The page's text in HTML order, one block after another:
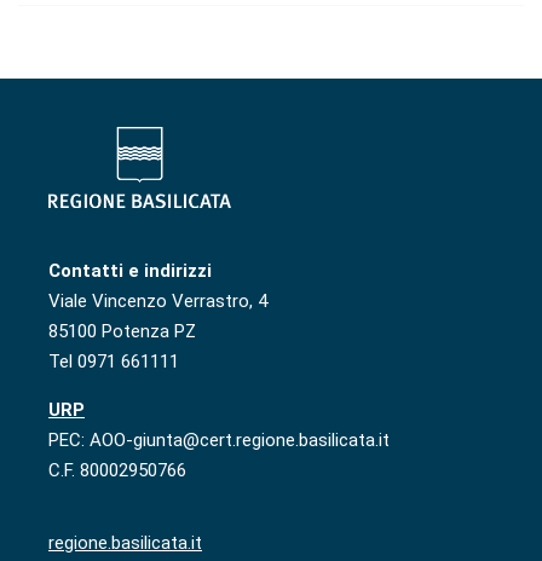
Contatti e indirizzi
Viale Vincenzo Verrastro, 4
85100 Potenza PZ
Tel 0971 661111
URP
PEC: AOO-giunta@cert.regione.basilicata.it
C.F. 80002950766
regione.basilicata.it